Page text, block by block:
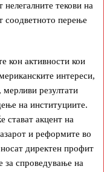
текови на
соодветното перење
кон активности кои
интереси,
резултати
на институциите.
стават акцент на
и реформите во
директен профит
за спроведување на